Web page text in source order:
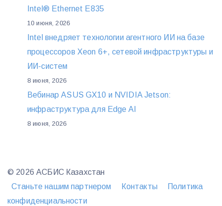
Intel® Ethernet E835
10 июня, 2026
Intel внедряет технологии агентного ИИ на базе
процессоров Xeon 6+, сетевой инфраструктуры и
ИИ-систем
8 июня, 2026
Вебинар ASUS GX10 и NVIDIA Jetson:
инфраструктура для Edge AI
8 июня, 2026
© 2026 АСБИС Казахстан
Станьте нашим партнером
Контакты
Политика
конфиденциальности